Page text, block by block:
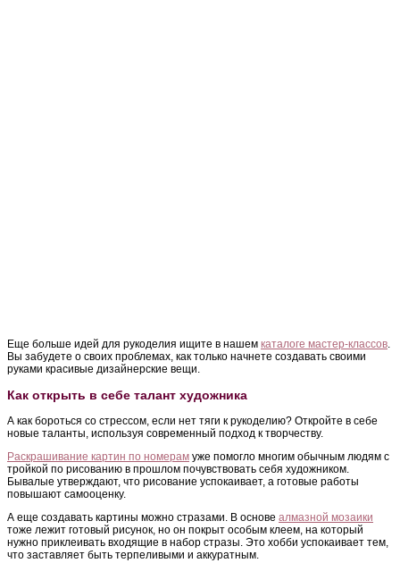
Еще больше идей для рукоделия ищите в нашем каталоге мастер-классов.
Вы забудете о своих проблемах, как только начнете создавать своими
руками красивые дизайнерские вещи.
Как открыть в себе талант художника
А как бороться со стрессом, если нет тяги к рукоделию? Откройте в себе
новые таланты, используя современный подход к творчеству.
Раскрашивание картин по номерам уже помогло многим обычным людям с
тройкой по рисованию в прошлом почувствовать себя художником.
Бывалые утверждают, что рисование успокаивает, а готовые работы
повышают самооценку.
А еще создавать картины можно стразами. В основе алмазной мозаики
тоже лежит готовый рисунок, но он покрыт особым клеем, на который
нужно приклеивать входящие в набор стразы. Это хобби успокаивает тем,
что заставляет быть терпеливыми и аккуратным.